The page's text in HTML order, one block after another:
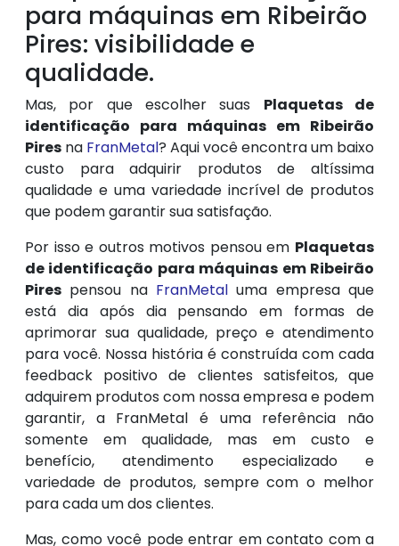
para máquinas em Ribeirão
Pires: visibilidade e
qualidade.
Mas, por que escolher suas Plaquetas de
identificação para máquinas em Ribeirão
Pires na FranMetal? Aqui você encontra um baixo
custo para adquirir produtos de altíssima
qualidade e uma variedade incrível de produtos
que podem garantir sua satisfação.
Por isso e outros motivos pensou em Plaquetas
de identificação para máquinas em Ribeirão
Pires pensou na FranMetal uma empresa que
está dia após dia pensando em formas de
aprimorar sua qualidade, preço e atendimento
para você. Nossa história é construída com cada
feedback positivo de clientes satisfeitos, que
adquirem produtos com nossa empresa e podem
garantir, a FranMetal é uma referência não
somente em qualidade, mas em custo e
benefício, atendimento especializado e
variedade de produtos, sempre com o melhor
para cada um dos clientes.
Mas, como você pode entrar em contato com a